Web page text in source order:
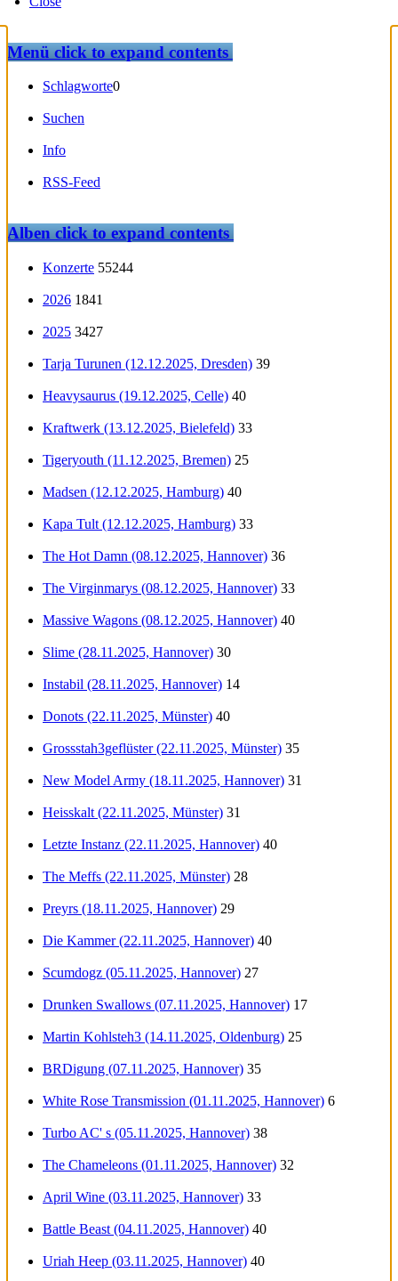
Menüclick to expand contents
Schlagworte0
Suchen
Info
RSS-Feed
Albenclick to expand contents
Konzerte 55244
2026 1841
2025 3427
Tarja Turunen (12.12.2025, Dresden) 39
Heavysaurus (19.12.2025, Celle) 40
Kraftwerk (13.12.2025, Bielefeld) 33
Tigeryouth (11.12.2025, Bremen) 25
Madsen (12.12.2025, Hamburg) 40
Kapa Tult (12.12.2025, Hamburg) 33
The Hot Damn (08.12.2025, Hannover) 36
The Virginmarys (08.12.2025, Hannover) 33
Massive Wagons (08.12.2025, Hannover) 40
Slime (28.11.2025, Hannover) 30
Instabil (28.11.2025, Hannover) 14
Donots (22.11.2025, Münster) 40
Grossstah3geflüster (22.11.2025, Münster) 35
New Model Army (18.11.2025, Hannover) 31
Heisskalt (22.11.2025, Münster) 31
Letzte Instanz (22.11.2025, Hannover) 40
The Meffs (22.11.2025, Münster) 28
Preyrs (18.11.2025, Hannover) 29
Die Kammer (22.11.2025, Hannover) 40
Scumdogz (05.11.2025, Hannover) 27
Drunken Swallows (07.11.2025, Hannover) 17
Martin Kohlsteh3 (14.11.2025, Oldenburg) 25
BRDigung (07.11.2025, Hannover) 35
White Rose Transmission (01.11.2025, Hannover) 6
Turbo AC' s (05.11.2025, Hannover) 38
The Chameleons (01.11.2025, Hannover) 32
April Wine (03.11.2025, Hannover) 33
Battle Beast (04.11.2025, Hannover) 40
Uriah Heep (03.11.2025, Hannover) 40